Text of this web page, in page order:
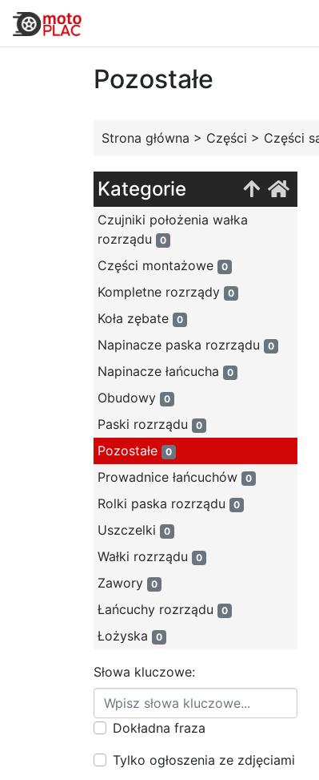
Pozostałe
Strona główna > Części > Części
Kategorie
Czujniki położenia wałka
rozrządu
0
Części montażowe 0
Kompletne rozrządy 0
Koła zębate 0
Napinacze paska rozrządu 0
Napinacze łańcucha 0
Obudowy 0
Paski rozrządu 0
Pozostałe 0
Prowadnice łańcuchów 0
Rolki paska rozrządu 0
Uszczelki 0
Wałki rozrządu 0
Zawory 0
Łańcuchy rozrządu 0
Łożyska 0
Słowa kluczowe:
Dokładna fraza
Tylko ogłoszenia ze zdjęciami